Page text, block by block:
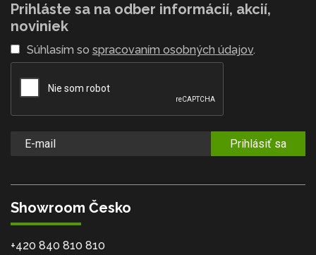
Prihláste sa na odber informácií, akcií,
noviniek
Súhlasím so spracovaním osobných údajov.
Prihlásiť sa
Showroom Česko
+420 840 810 810